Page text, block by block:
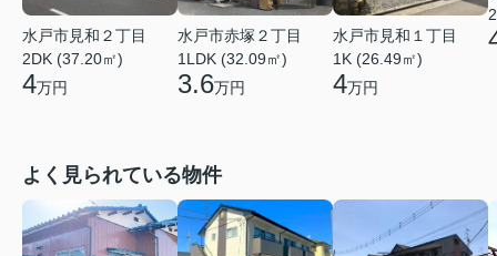
水戸市見和２丁目
2DK (37.20㎡)
4万円
水戸市赤塚２丁目
1LDK (32.09㎡)
3.6万円
水戸市見和１丁目
1K (26.49㎡)
4万円
よく見られている物件